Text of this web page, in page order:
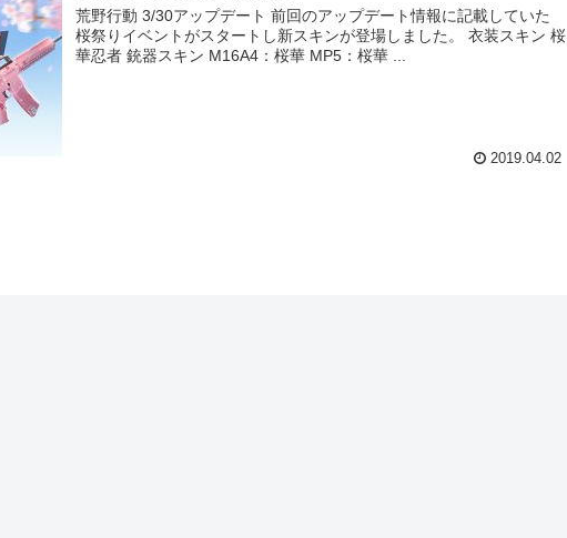
荒野行動 3/30アップデート 前回のアップデート情報に記載していた
桜祭りイベントがスタートし新スキンが登場しました。 衣装スキン 桜
華忍者 銃器スキン M16A4：桜華 MP5：桜華 ...
2019.04.02